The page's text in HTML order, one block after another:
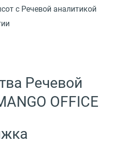
с Речевой аналитикой
Речевой
OFFICE